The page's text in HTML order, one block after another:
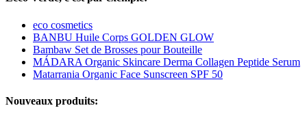
eco cosmetics
BANBU Huile Corps GOLDEN GLOW
Bambaw Set de Brosses pour Bouteille
MÁDARA Organic Skincare Derma Collagen Peptide Serum
Matarrania Organic Face Sunscreen SPF 50
Nouveaux produits: